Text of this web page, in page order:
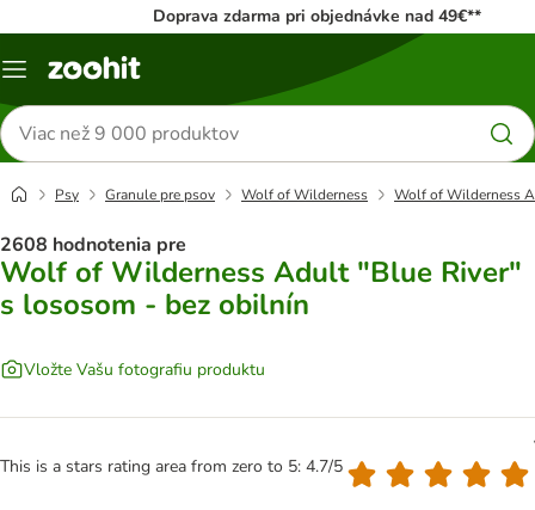
Doprava zdarma pri objednávke nad 49€**
Kategórie
Hľadať
produkty
Psy Granule pre psov Wolf of Wilderness Wolf of Wilderness
2608 hodnotenia pre
Wolf of Wilderness Adult "Blue River"
s lososom - bez obilnín
Vložte Vašu fotografiu produktu
This is a stars rating area from zero to 5: 4.7/5